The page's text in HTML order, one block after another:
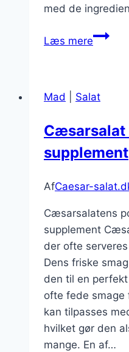
med de
Læs mere
lime
Mad Salat
Cæsarsalat
supplement
AfCaesar-
Cæsarsalatens
supplement
der ofte
Dens friske
den til en
ofte fede smage
kan tilpasses
hvilket gør den
mange. En af…